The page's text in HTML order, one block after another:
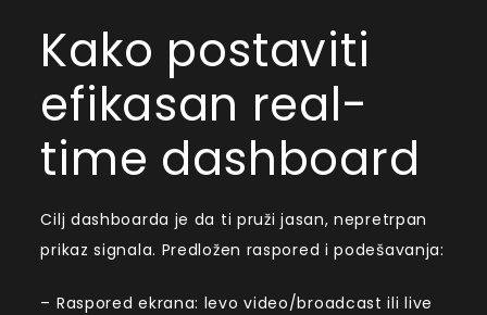
Kako postaviti
efikasan real-
time dashboard
Cilj dashboarda je da ti pruži jasan, nepretrpan
prikaz signala. Predložen raspored i podešavanja:
– Raspored ekrana: levo video/broadcast ili live